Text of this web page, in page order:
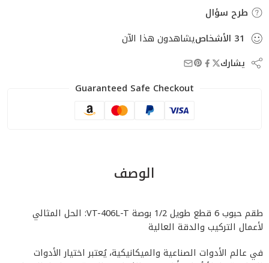
طرح سؤال
31 الأشخاصيشاهدون هذا الآن
يشارك
Guaranteed Safe Checkout
الوصف
طقم حبوب 6 قطع طويل 1/2 بوصة VT-406L-T: الحل المثالي
لأعمال التركيب والدقة العالية
في عالم الأدوات الصناعية والميكانيكية، يُعتبر اختيار الأدوات